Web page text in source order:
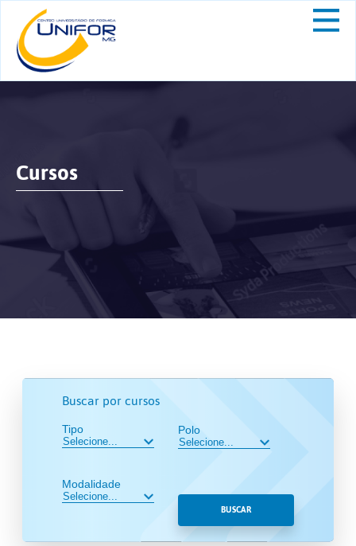
Cursos
Buscar por cursos
Tipo
Modalidade
Polo
BUSCAR